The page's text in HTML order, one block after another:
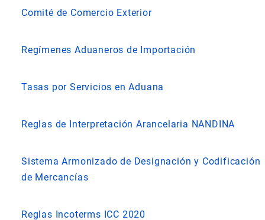
Comité de Comercio Exterior
Regímenes Aduaneros de Importación
Tasas por Servicios en Aduana
Reglas de Interpretación Arancelaria NANDINA
Sistema Armonizado de Designación y Codificación
de Mercancías
Reglas Incoterms ICC 2020